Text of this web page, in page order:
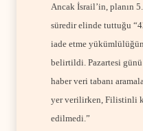
Ancak İsrail’in, planın
süredir elinde tuttuğu
iade etme
belirtildi. Pazartesi
haber veri tabanı
yer verilirken, Filistinli
edilmedi.”